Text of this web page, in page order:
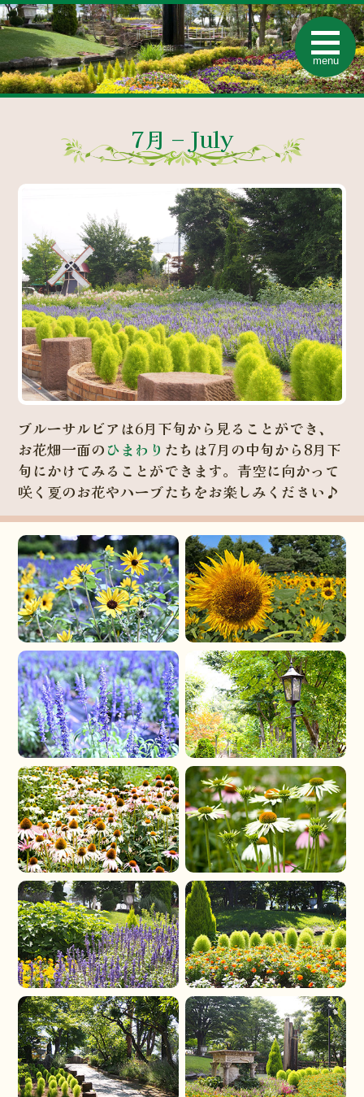
t
o
g
g
l
e
t
i
o
n
menu
7月 – July
ブルーサルビアは6月下旬から見ることができ、
お花畑一面の ひまわり たちは7月の中旬から8月下
旬にかけてみることができます。青空に向かって
咲く夏のお花やハーブたちをお楽しみください♪